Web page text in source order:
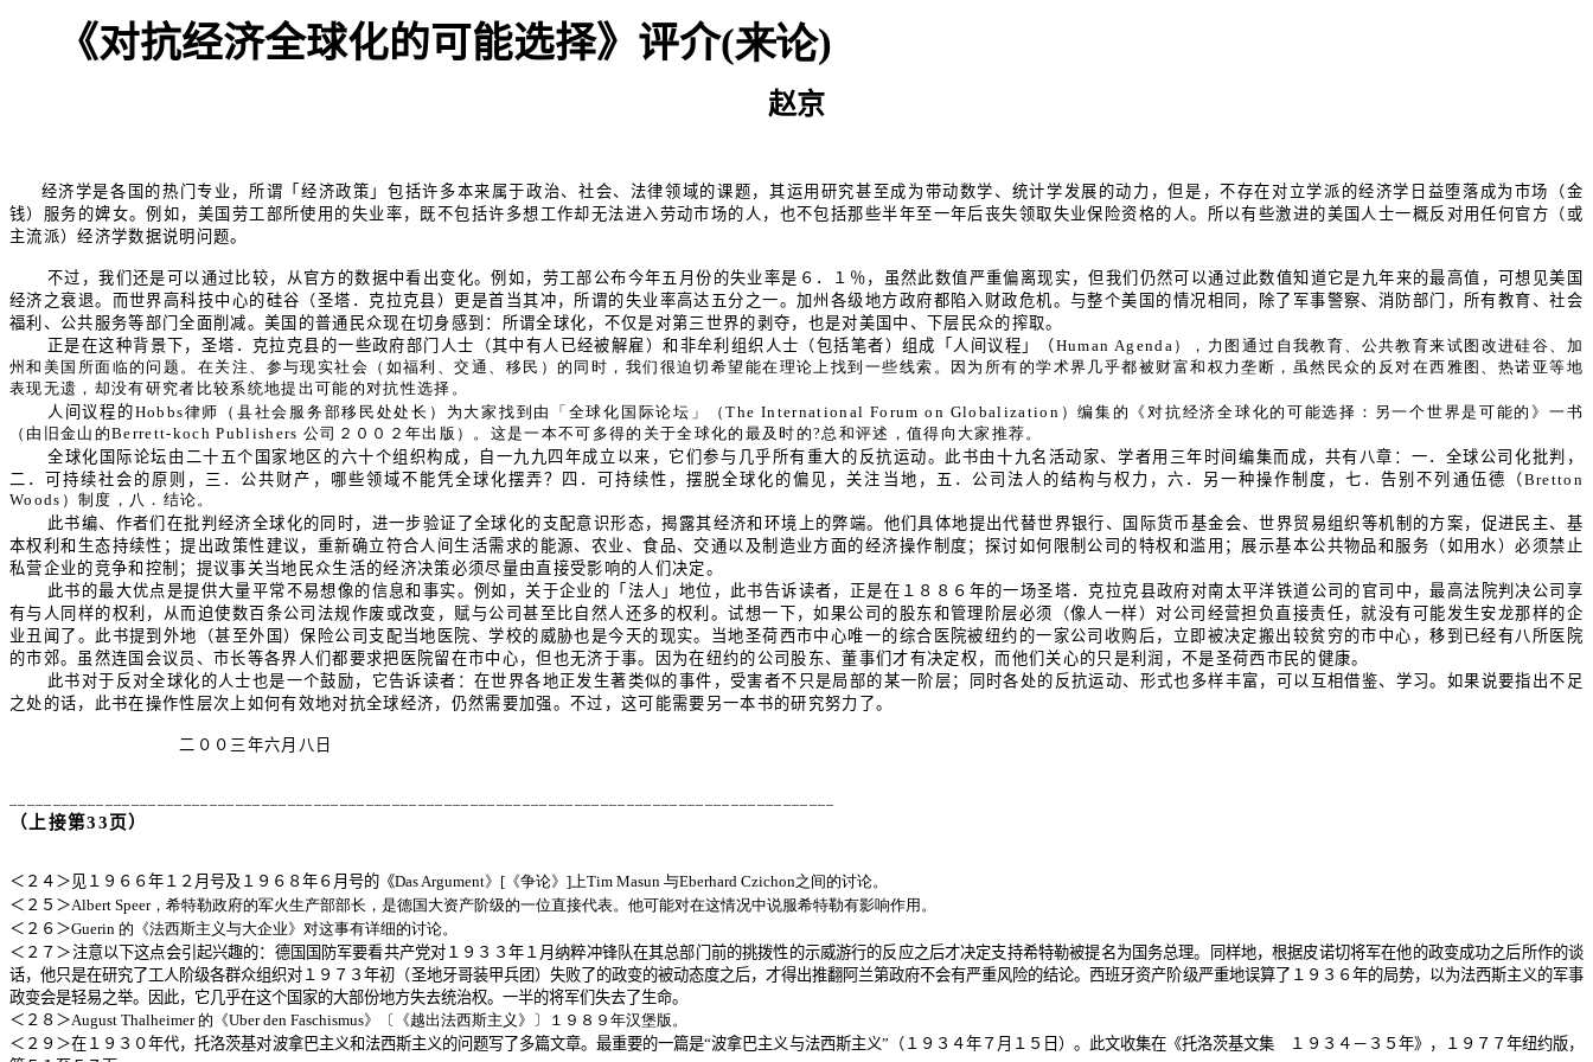
《对抗经济全球化的可能选择》评介(来论)
赵京
经济学是各国的热门专业，所谓「经济政策」包括许多本来属于政治、社会、法律领域的课题，其运用研究甚至成为带动数学、统计学发展的动力，但是，不存在对立学派的经济学日益堕落成为市场（金
钱）服务的婢女。例如，美国劳工部所使用的失业率，既不包括许多想工作却无法进入劳动市场的人，也不包括那些半年至一年后丧失领取失业保险资格的人。所以有些激进的美国人士一概反对用任何官方（或
主流派）经济学数据说明问题。
不过，我们还是可以通过比较，从官方的数据中看出变化。例如，劳工部公布今年五月份的失业率是６．１％，虽然此数值严重偏离现实，但我们仍然可以通过此数值知道它是九年来的最高值，可想见美国
经济之衰退。而世界高科技中心的硅谷（圣塔．克拉克县）更是首当其冲，所谓的失业率高达五分之一。加州各级地方政府都陷入财政危机。与整个美国的情况相同，除了军事警察、消防部门，所有教育、社会
福利、公共服务等部门全面削减。美国的普通民众现在切身感到：所谓全球化，不仅是对第三世界的剥夺，也是对美国中、下层民众的搾取。
正是在这种背景下，圣塔．克拉克县的一些政府部门人士（其中有人已经被解雇）和非牟利组织人士（包括笔者）组成「人间议程」（ Human Agenda），力图通过自我教育、公共教育来试图改进硅谷、加
州和美国所面临的问题。在关注、参与现实社会（如福利、交通、移民）的同时，我们很迫切希望能在理论上找到一些线索。因为所有的学术界几乎都被财富和权力垄断，虽然民众的反对在西雅图、热诺亚等地
表现无遗，却没有研究者比较系统地提出可能的对抗性选择。
人间议程的Hobbs律师（县社会服务部移民处处长）为大家找到由「全球化国际论坛」（The International Forum on Globalization）编集的《对抗经济全球化的可能选择：另一个世界是可能的》一书
（由旧金山的Berrett-koch Publishers 公司２００２年出版）。这是一本不可多得的关于全球化的最及时的?总和评述，值得向大家推荐。
全球化国际论坛由二十五个国家地区的六十个组织构成，自一九九四年成立以来，它们参与几乎所有重大的反抗运动。此书由十九名活动家、学者用三年时间编集而成，共有八章：一．全球公司化批判，
二．可持续社会的原则，三．公共财产，哪些领域不能凭全球化摆弄？四．可持续性，摆脱全球化的偏见，关注当地，五．公司法人的结构与权力，六．另一种操作制度，七．告别不列通伍德（ Bretton
Woods）制度，八．结论。
此书编、作者们在批判经济全球化的同时，进一步验证了全球化的支配意识形态，揭露其经济和环境上的弊端。他们具体地提出代替世界银行、国际货币基金会、世界贸易组织等机制的方案，促进民主、基
本权利和生态持续性；提出政策性建议，重新确立符合人间生活需求的能源、农业、食品、交通以及制造业方面的经济操作制度；探讨如何限制公司的特权和滥用；展示基本公共物品和服务（如用水）必须禁止
私营企业的竞争和控制；提议事关当地民众生活的经济决策必须尽量由直接受影响的人们决定。
此书的最大优点是提供大量平常不易想像的信息和事实。例如，关于企业的「法人」地位，此书告诉读者，正是在１８８６年的一场圣塔．克拉克县政府对南太平洋铁道公司的官司中，最高法院判决公司享
有与人同样的权利，从而迫使数百条公司法规作废或改变，赋与公司甚至比自然人还多的权利。试想一下，如果公司的股东和管理阶层必须（像人一样）对公司经营担负直接责任，就没有可能发生安龙那样的企
业丑闻了。此书提到外地（甚至外国）保险公司支配当地医院、学校的威胁也是今天的现实。当地圣荷西市中心唯一的综合医院被纽约的一家公司收购后，立即被决定搬出较贫穷的市中心，移到已经有八所医院
的市郊。虽然连国会议员、市长等各界人们都要求把医院留在市中心，但也无济于事。因为在纽约的公司股东、董事们才有决定权，而他们关心的只是利润，不是圣荷西市民的健康。
此书对于反对全球化的人士也是一个鼓励，它告诉读者：在世界各地正发生著类似的事件，受害者不只是局部的某一阶层；同时各处的反抗运动、形式也多样丰富，可以互相借鉴、学习。如果说要指出不足
之处的话，此书在操作性层次上如何有效地对抗全球经济，仍然需要加强。不过，这可能需要另一本书的研究努力了。
二００三年六月八日
（上接第33 页）
＜２４＞见１９６６年１２月号及１９６８年６月号的《Das Argument》[《争论》]上Tim Masun 与Eberhard Czichon之间的讨论。
＜２５＞Albert Speer，希特勒政府的军火生产部部长，是德国大资产阶级的一位直接代表。他可能对在这情况中说服希特勒有影响作用。
＜２６＞Guerin 的《法西斯主义与大企业》对这事有详细的讨论。
＜２７＞注意以下这点会引起兴趣的：德国国防军要看共产党对１９３３年１月纳粹冲锋队在其总部门前的挑拨性的示威游行的反应之后才决定支持希特勒被提名为国务总理。同样地，根据皮诺切将军在他的政变成功之后所作的谈
话，他只是在研究了工人阶级各群众组织对１９７３年初（圣地牙哥装甲兵团）失败了的政变的被动态度之后，才得出推翻阿兰第政府不会有严重风险的结论。西班牙资产阶级严重地误算了１９３６年的局势，以为法西斯主义的军事
政变会是轻易之举。因此，它几乎在这个国家的大部份地方失去统治权。一半的将军们失去了生命。
＜２８＞August Thalheimer 的《Uber den Faschismus》〔《越出法西斯主义》〕１９８９年汉堡版。
＜２９＞在１９３０年代，托洛茨基对波拿巴主义和法西斯主义的问题写了多篇文章。最重要的一篇是“波拿巴主义与法西斯主义”（１９３４年７月１５日）。此文收集在《托洛茨基文集 １９３４－３５年》，１９７７年纽约版，